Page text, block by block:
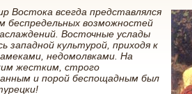
Востока всегда представлялся
беспредельных возможностей
Восточные услады
западной культурой, приходя к
недомолвками. На
жестким, строго
и порой беспощадным был